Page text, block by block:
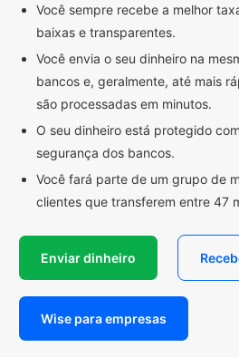
Você sempre recebe a melhor
baixas e transparentes.
Você envia o seu dinheiro na
bancos e, geralmente, até mais
são processadas em minutos.
O seu dinheiro está protegido
segurança dos bancos.
Você fará parte de um grupo de
clientes que transferem entre 47
Enviar dinheiro
Wise para empresas